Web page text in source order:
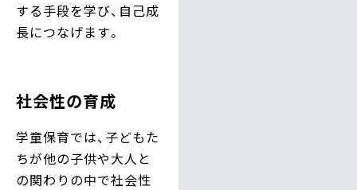
する手段を学び、自己成
長につなげます。
社会性の育成
学童保育では、子どもた
ちが他の子供や大人と
の関わりの中で社会性